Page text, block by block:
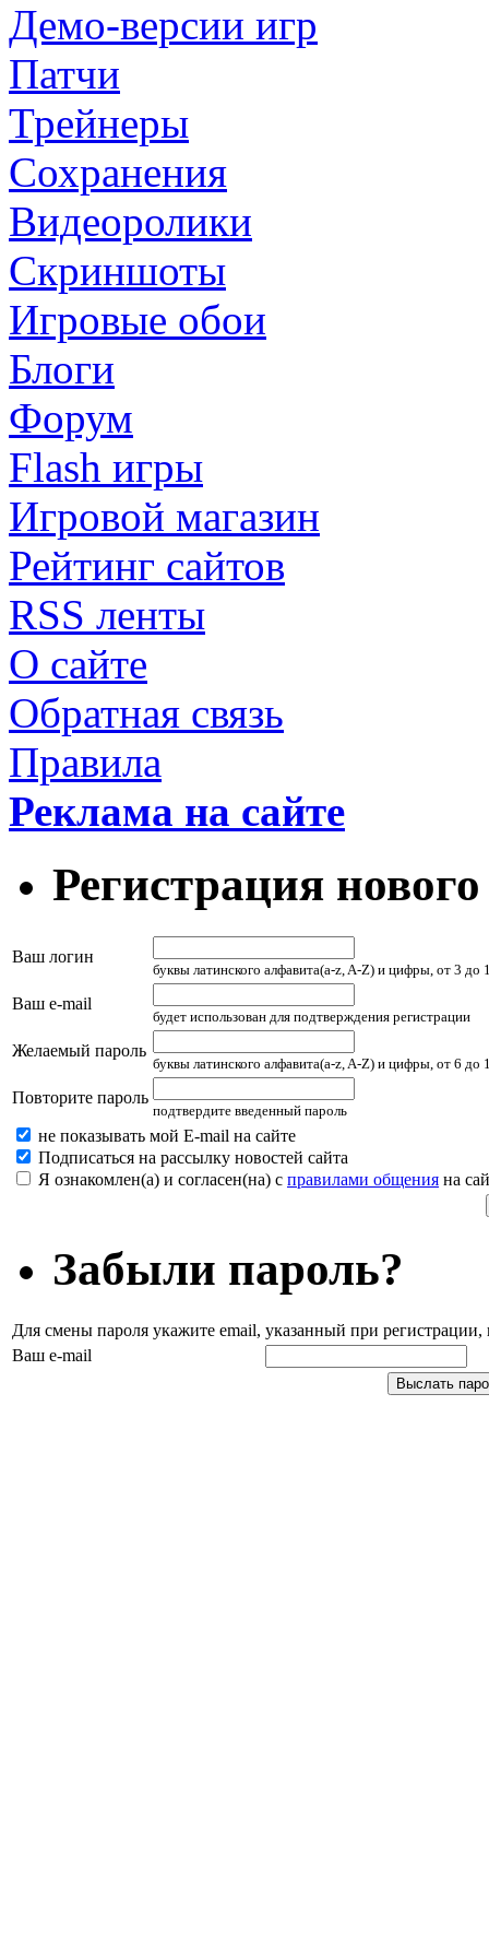
Демо-версии игр
Патчи
Трейнеры
Сохранения
Видеоролики
Скриншоты
Игровые обои
Блоги
Форум
Flash игры
Игровой магазин
Рейтинг сайтов
RSS ленты
О сайте
Обратная связь
Правила
Реклама на сайте
Регистрация
Ваш логин
буквы латинского алфавита(a-z, A-Z) и цифры, от 3 до
Ваш e-mail
будет использован для подтверждения регистрации
Желаемый пароль
буквы латинского алфавита(a-z, A-Z) и цифры, от 6 до
Повторите пароль
подтвердите введенный пароль
не показывать мой E-mail на сайте
Подписаться на рассылку новостей сайта
Я ознакомлен(а) и согласен(на) с правилами общения на
Забыли пароль?
Для смены пароля укажите email, указанный при
Ваш e-mail